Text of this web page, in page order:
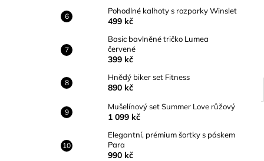
Pohodlné kalhoty s rozparky Winslet
499 kč
Basic bavlněné tričko Lumea
červené
399 kč
Hnědý biker set Fitness
890 kč
Mušelínový set Summer Love růžový
1 099 kč
Elegantní, prémium šortky s páskem
Para
990 kč